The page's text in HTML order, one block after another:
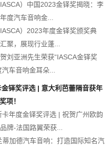
）中国2023金铎奖揭晓：李
度汽车音响金...
）2023年度金铎奖颁奖典
聚，展现行业蓬...
刘亚洲先生荣获“IASCA金铎奖
车音响金耳朵...
铎奖评选 | 意大利芭蕾隔音获年
项！
卡年度金铎奖评选 | 祝贺广州欧韵
牌-法国路翼荣获...
蒂加德汽车音响：打造国际知名汽